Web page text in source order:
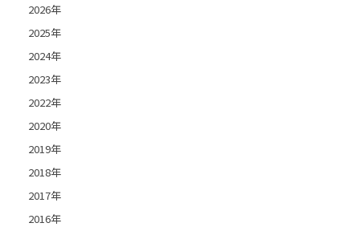
2026年
2025年
2024年
2023年
2022年
2020年
2019年
2018年
2017年
2016年